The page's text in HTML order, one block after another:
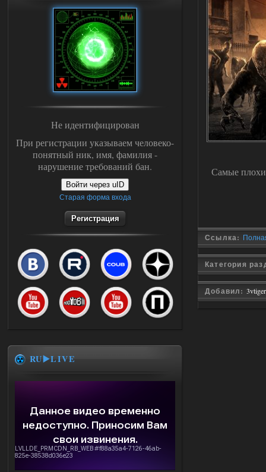
Самые
Ссылка:
Категория
Добавил: 3vtiger
Не идентифицирован
При регистрации указываем человеко-
понятный ник, имя, фамилия -
нарушение требований бан.
Войти через uID
Старая форма входа
Регистрация
RU▶️LIVE